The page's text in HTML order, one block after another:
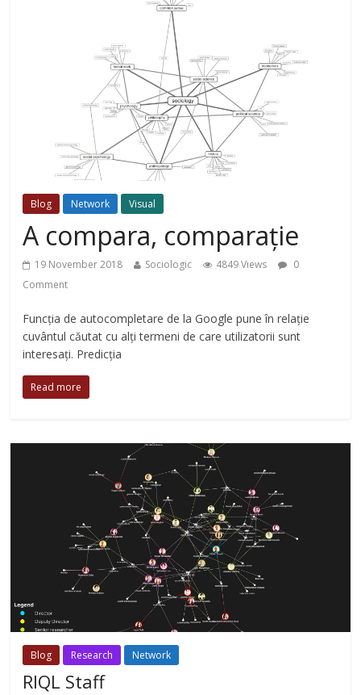
Blog Network Visual
A compara, comparație
19 November 2018 Sociologic 4849 Views
0
Comment
Funcția de autocompletare de la Google pune în relație
cuvântul căutat cu alți termeni de care utilizatorii sunt
interesați. Predicția
Read more
Blog Research Network
RIQL Staff